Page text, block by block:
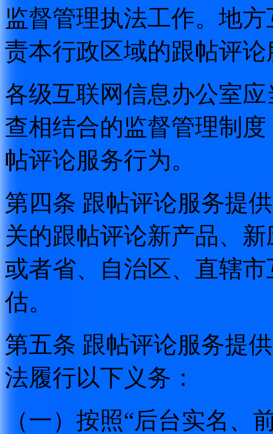
监督管理执法工作。地
责本行政区域的跟帖评
各级互联网信息办公室
查相结合的监督管理制
帖评论服务行为。
第四条 跟帖评论服务提
关的跟帖评论新产品、
或者省、自治区、直辖
估。
第五条 跟帖评论服务提
法履行以下义务：
（一）按照“后台实名、